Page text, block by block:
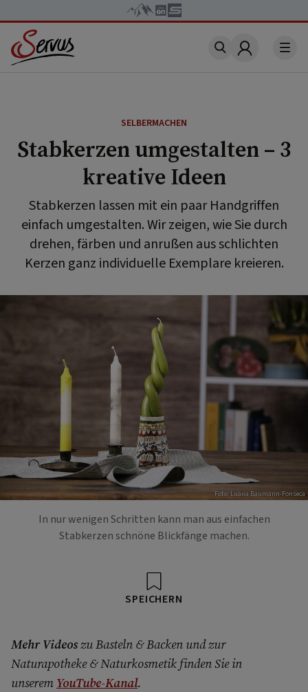
Account
SELBERMACHEN
Stabkerzen umgestalten – 3
kreative Ideen
Stabkerzen lassen mit ein paar Handgriffen
einfach umgestalten. Wir zeigen, wie Sie durch
drehen, färben und anrußen aus schlichten
Kerzen ganz individuelle Exemplare kreieren.
Foto: Luana Baumann-Fonseca
In nur wenigen Schritten kann man aus einfachen
Stabkerzen schnöne Blickfänge machen.
SPEICHERN
Mehr Videoszu Basteln & Backen und zur
Naturapotheke & Naturkosmetik finden Sie in
unserem YouTube-Kanal.